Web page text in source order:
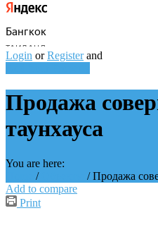
Login or Register and
Продажа
таунхауса
You are here:
/ /Продажа
Add to compare
Print